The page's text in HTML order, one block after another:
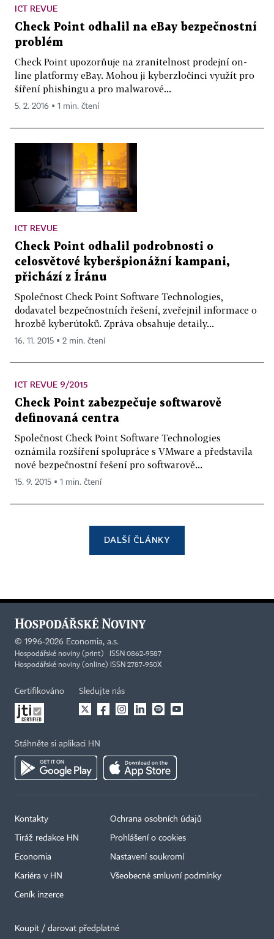
ICT REVUE
Check Point odhalil na eBay bezpečnostní
problém
Check Point upozorňuje na zranitelnost prodejní on-
line platformy eBay. Mohou ji kyberzločinci využít pro
šíření phishingu a pro malwarové...
5. 2. 2016 ▪ 1 min. čtení
ICT REVUE
Check Point odhalil podrobnosti o
celosvětové kyberšpionážní kampani,
přichází z Íránu
Společnost Check Point Software Technologies,
dodavatel bezpečnostních řešení, zveřejnil informace o
hrozbě kyberútoků. Zpráva obsahuje detaily...
16. 11. 2015 ▪ 2 min. čtení
ICT REVUE 9/2015
Check Point zabezpečuje softwarově
definovaná centra
Společnost Check Point Software Technologies
oznámila rozšíření spolupráce s VMware a představila
nové bezpečnostní řešení pro softwarově...
15. 9. 2015 ▪ 1 min. čtení
DALŠÍ ČLÁNKY
© 1996-2026 Economia, a.s.
Hospodářské noviny (print) ISSN 0862-9587
Hospodářské noviny (online) ISSN 2787-950X
Certifikováno Sledujte nás
Stáhněte si aplikaci HN
Kontakty
Tiráž redakce HN
Economia
Kariéra v HN
Ceník inzerce
Ochrana osobních údajů
Prohlášení o cookies
Nastavení soukromí
Všeobecné smluvní podmínky
Koupit / darovat předplatné